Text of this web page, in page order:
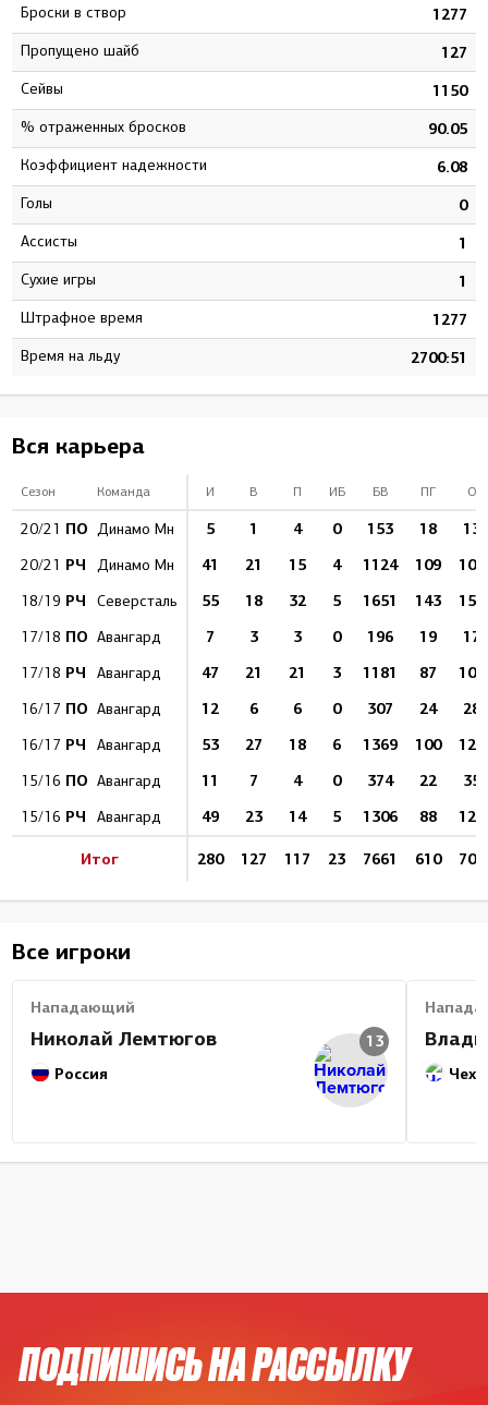
Броски в створ 1277
Пропущено шайб 127
Сейвы 1150
% отраженных бросков 90.05
Коэффициент надежности 6.08
Голы 0
Ассисты 1
Сухие игры 1
штрафное время 1277
Время на льду 2700:51
Вся карьера
Сезон Команда И В П ИБ БВ ПГ ОБ
20/21 ПО Динамо Мн 5 1 4 0 153 18 135
20/21 РЧ Динамо Мн 41 21 15 4 1124 109
18/19 РЧ Северсталь 55 18 32 5 1651 143
17/18 ПО Авангард 7 3 3 0 196 19 177
17/18 РЧ Авангард 47 21 21 3 1181 87
16/17 ПО Авангард 12 6 6 0 307 24 283
16/17 РЧ Авангард 53 27 18 6 1369 100
15/16 ПО Авангард 11 7 4 0 374 22 352
15/16 РЧ Авангард 49 23 14 5 1306 88
Итог 280 127 117 23 7661 610
Все игроки
Нападающий
Николай Лемтюгов
Россия
13
ПОДПИШИСЬ НА РАССЫЛКУ